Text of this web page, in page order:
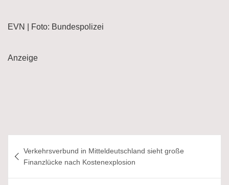
EVN | Foto: Bundespolizei
Anzeige
Verkehrsverbund in Mitteldeutschland sieht große
Finanzlücke nach Kostenexplosion